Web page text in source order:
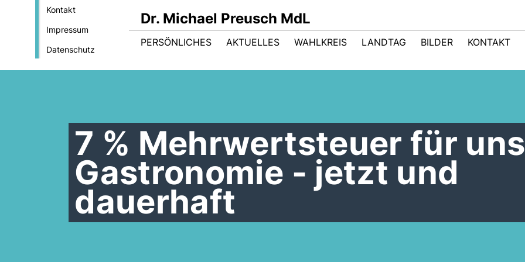
Kontakt
Impressum
Datenschutz
Dr. Michael Preusch MdL
PERSÖNLICHES AKTUELLES WAHLKREIS LANDTAG BILDER KONTAKT
7 % Mehrwertsteuer für
Gastronomie - jetzt und
dauerhaft